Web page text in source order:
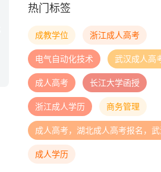
热门标签
成教学位 浙江成人高考
电气自动化技术 武汉成人高
成人高考 长江大学函授
浙江成人学历 商务管理
成人高考，湖北成人高考报名，
成人学历